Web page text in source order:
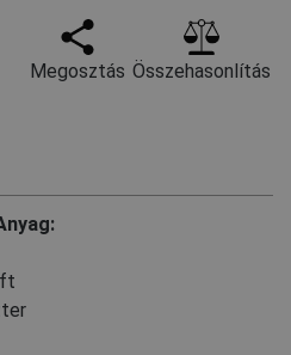
Megosztás Összehasonlítás